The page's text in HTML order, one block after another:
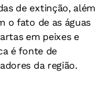
de extinção, além
o fato de as águas
em peixes e
é fonte de
da região.